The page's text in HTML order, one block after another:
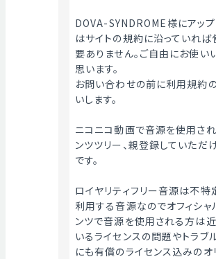
DOVA-SYNDROME様にアッ
はサイトの規約に沿っていれ
要ありません。ご自由にお使い
思います。
お問い合わせの前に利用規約
いします。
ニコニコ動画で音源を使用さ
ンツツリー、親登録していただ
です。
ロイヤリティフリー音源は不
利用する音源なのでオフィシ
ンツで音源を使用される方は
いるライセンスの問題やトラブ
にも有償のライセンス込みの